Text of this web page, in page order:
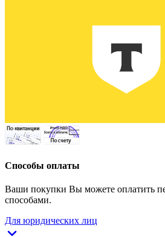
Способы оплаты
Ваши покупки Вы можете оплатить
способами.
Для юридических лиц